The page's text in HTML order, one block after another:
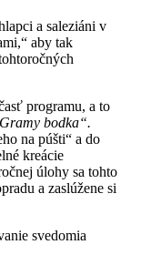
a saleziáni v
aby tak
programu, a to
Gramy bodka“.
na púšti“ a do
kreácie
úlohy sa tohto
a zaslúžene si
svedomia